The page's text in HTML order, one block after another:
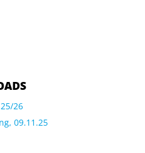
26
09.11.25